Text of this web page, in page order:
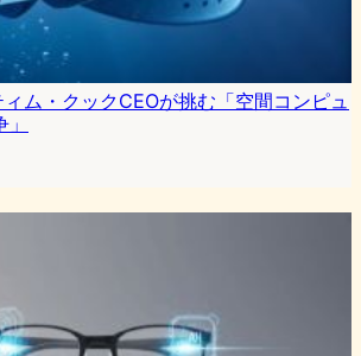
ム・クックCEOが挑む「空間コンピュ